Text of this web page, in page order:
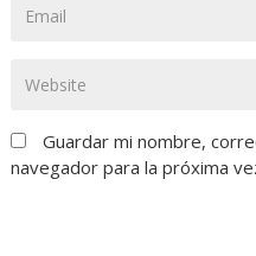
Guardar mi nombre,
navegador para la próxima